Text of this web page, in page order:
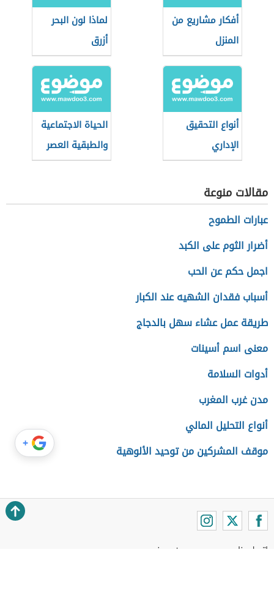
أفكار مشاريع من
المنزل
لماذا لون البحر
أزرق
أنواع التحقيق
الإداري
الحياة الاجتماعية
والطبقية العصر
الحديث
مقالات منوعة
عبارات الطموح
أضرار الثوم على الكبد
اجمل حكم عن الحب
أسباب فقدان الشهيه عند الكبار
طريقة عمل عشاء سهل بالدجاج
معنى اسم أسينات
أدوات السلامة
مدن غرب المغرب
أنواع التحليل المالي
موقف المشركين من توحيد الألوهية
اتصل بنا
عن موضوع
+